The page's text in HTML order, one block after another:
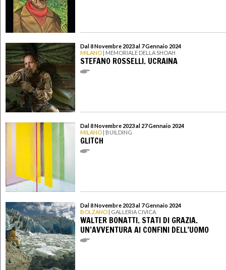
Dal 8 Novembre 2023 al 7 Gennaio 2024
MILANO | MEMORIALE DELLA SHOAH
STEFANO ROSSELLI. UCRAINA
Dal 8 Novembre 2023 al 27 Gennaio 2024
MILANO | BUILDING
GLITCH
Dal 8 Novembre 2023 al 7 Gennaio 2024
BOLZANO | GALLERIA CIVICA
WALTER BONATTI. STATI DI GRAZIA.
UN’AVVENTURA AI CONFINI DELL’UOMO